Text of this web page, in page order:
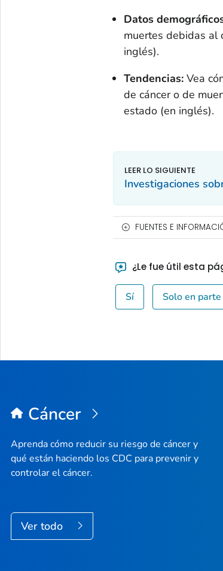
Datos
muertes debidas al
inglés).
Tendencias:Vea
de cáncer o de
estado (en inglés).
Investigaciones
FUENTES E
¿Le fue útil esta
Sí Solo en parte
Cáncer
Aprenda cómo reducir su riesgo de cáncer y
qué están haciendo los CDC para prevenir y
controlar el cáncer.
Ver todo